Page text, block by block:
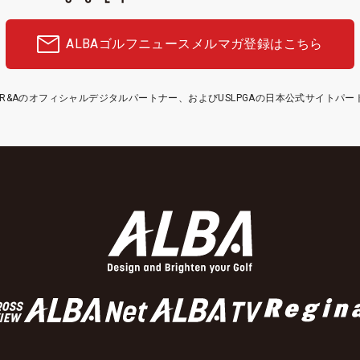
ALBAゴルフニュース メルマガ登録はこちら
のオフィシャルデジタルパートナー、およびUSLPGAの日本公式サイトパー